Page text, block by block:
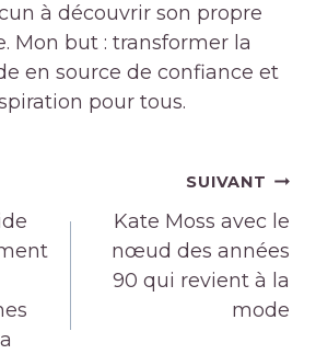
à découvrir son propre
Mon but : transformer la
en source de confiance et
pour tous.
SUIVANT
Kate Moss avec le
nœud des années
90 qui revient à la
mode